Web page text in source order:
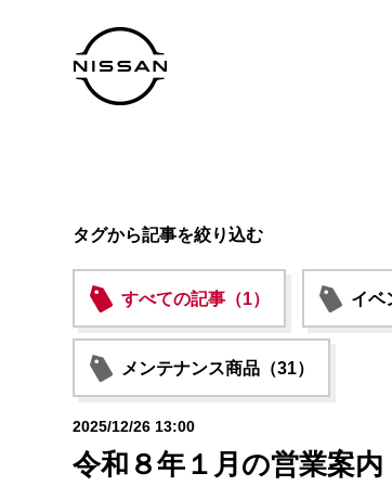
タグから記事を絞り込む
すべての記事（1） イベ
メンテナンス商品（31）
2025/12/26 13:00
令和８年１月の営業案内